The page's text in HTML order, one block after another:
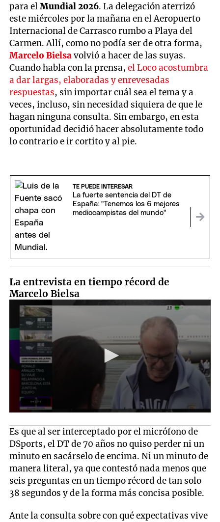
para elMundial 2026. La delegación aterrizó
este miércoles por la mañana en el Aeropuerto
Internacional de Carrasco rumbo a Playa del
Carmen. Allí, como no podía ser de otra forma,
Marcelo Bielsavolvió a hacer de las suyas.
Cuando habla con la prensa,el Loco acostumbra
a dar largas, elaboradas y enrevesadas
respuestas, sin importar cuál sea el tema y a
veces, incluso, sin necesidad siquiera de que le
hagan ninguna consulta. Sin embargo, en esta
oportunidad decidió hacer absolutamente todo
lo contrario e ir cortito y al pie.
TE PUEDE INTERESAR
La fuerte sentencia del DT de
España: "Tenemos los 6 mejores
mediocampistas del mundo"
La entrevista en tiempo récord de
Marcelo Bielsa
Es que al ser interceptado por el micrófono de
DSports, el DT de 70 años no quiso perder ni un
minuto en sacárselo de encima. Ni un minuto de
manera literal, ya que contestó nada menos que
seis preguntas en un tiempo récord de tan solo
38 segundos y de la forma más concisa posible.
Ante la consulta sobre con qué expectativas vive